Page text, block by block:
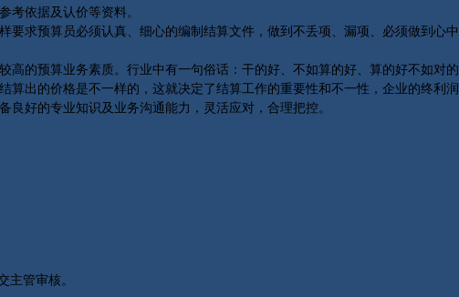
依据及认价等资料。
求预算员必须认真、细心的编制结算文件，做到不丢项、漏项、必须做到心中
的预算业务素质。行业中有一句俗话：干的好、不如算的好、算的好不如对的
出的价格是不一样的，这就决定了结算工作的重要性和不一性，企业的终利润
好的专业知识及业务沟通能力，灵活应对，合理把控。
管审核。